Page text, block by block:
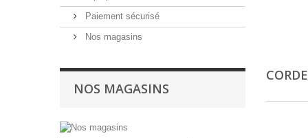
Paiement sécurisé
Nos magasins
NOS MAGASINS